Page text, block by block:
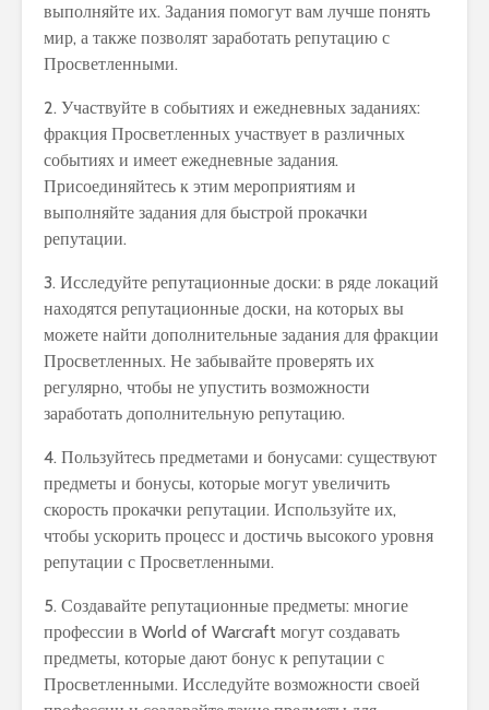
выполняйте их. Задания помогут вам лучше понять
мир, а также позволят заработать репутацию с
Просветленными.
2. Участвуйте в событиях и ежедневных заданиях:
фракция Просветленных участвует в различных
событиях и имеет ежедневные задания.
Присоединяйтесь к этим мероприятиям и
выполняйте задания для быстрой прокачки
репутации.
3. Исследуйте репутационные доски: в ряде локаций
находятся репутационные доски, на которых вы
можете найти дополнительные задания для фракции
Просветленных. Не забывайте проверять их
регулярно, чтобы не упустить возможности
заработать дополнительную репутацию.
4. Пользуйтесь предметами и бонусами: существуют
предметы и бонусы, которые могут увеличить
скорость прокачки репутации. Используйте их,
чтобы ускорить процесс и достичь высокого уровня
репутации с Просветленными.
5. Создавайте репутационные предметы: многие
профессии в World of Warcraft могут создавать
предметы, которые дают бонус к репутации с
Просветленными. Исследуйте возможности своей